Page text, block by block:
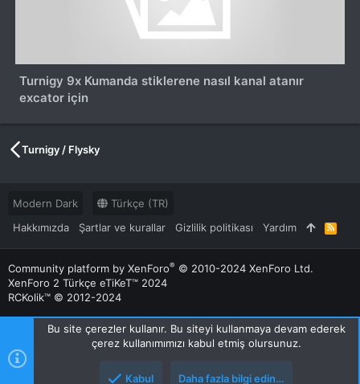
Turnigy 9x Kumanda stiklerene nasıl kanal atanır
excator için
Turnigy / Flysky
Modern Dark
Türkçe (TR)
Hakkımızda
Şartlar ve kurallar Gizlilik politikası Yardım
R
S
S
Community platform by XenForo® © 2010-2024 XenForo Ltd.
XenForo 2 Türkçe eTiKeT™ 2024
RCKolik™ © 2012-2024
Bu site çerezler kullanır. Bu siteyi kullanmaya devam ederek
çerez kullanımımızı kabul etmiş olursunuz.
Kabul Daha fazla bilgi edin…